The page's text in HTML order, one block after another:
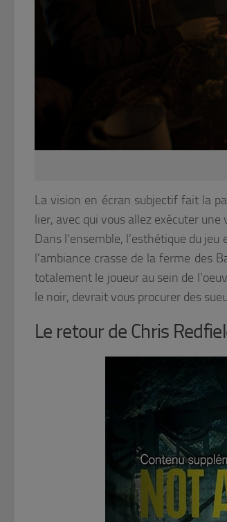
La vision en écran subjectif fait la
lier, avec qui vous allez exécuter
Dans l’ensemble, l’esthétique du
l’ambiance crasse de la ferme des
totalement le joueur au sein de
le noir, devrait vous procurer des
Le retour de Chris